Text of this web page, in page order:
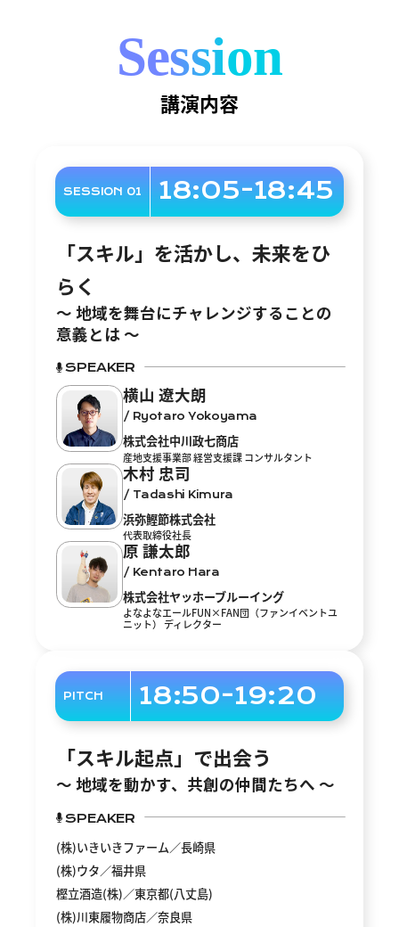
Session
講演内容
SESSION 01 18:05-18:45
「スキル」を活かし、未来をひ
らく
〜 地域を舞台にチャレンジすることの
意義とは 〜
SPEAKER
横山 遼大朗
/ Ryotaro Yokoyama
株式会社中川政七商店
産地支援事業部 経営支援課 コンサルタント
木村 忠司
/ Tadashi Kimura
浜弥鰹節株式会社
代表取締役社長
原 謙太郎
/ Kentaro Hara
株式会社ヤッホーブルーイング
よなよなエールFUN×FAN団（ファンイベントユ
ニット） ディレクター
PITCH 18:50-19:20
「スキル起点」で出会う
〜 地域を動かす、共創の仲間たちへ 〜
SPEAKER
(株)いきいきファーム／長崎県
(株)ウタ／福井県
樫立酒造(株)／東京都(八丈島)
(株)川東履物商店／奈良県